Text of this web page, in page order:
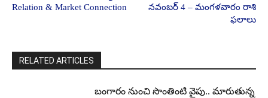
Relation & Market Connection
నవంబర్ 4 – మంగళవారం రాశి
ఫలాలు
RELATED ARTICLES
బంగారం నుంచి సొంతింటి వైపు.. మారుతున్న